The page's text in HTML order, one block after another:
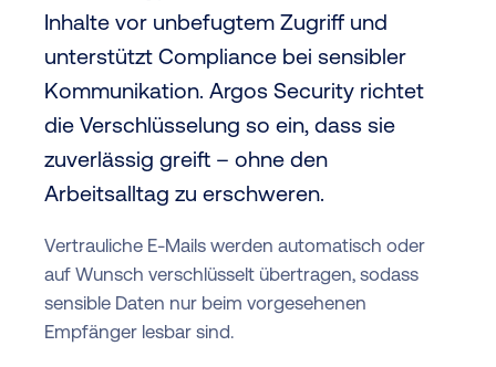
Inhalte vor unbefugtem Zugriff und
unterstützt Compliance bei sensibler
Kommunikation. Argos Security richtet
die Verschlüsselung so ein, dass sie
zuverlässig greift – ohne den
Arbeitsalltag zu erschweren.
Vertrauliche E-Mails werden automatisch oder
auf Wunsch verschlüsselt übertragen, sodass
sensible Daten nur beim vorgesehenen
Empfänger lesbar sind.